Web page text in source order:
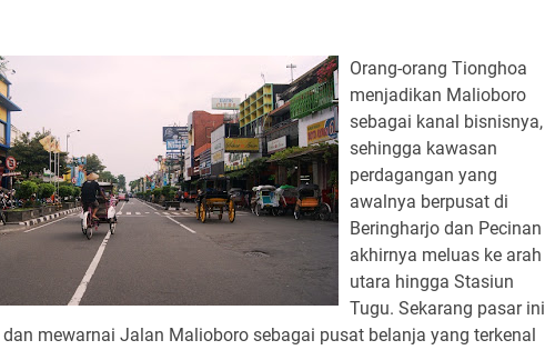
Orang-orang Tionghoa
menjadikan Malioboro
sebagai kanal bisnisnya,
sehingga kawasan
perdagangan yang
awalnya berpusat di
Beringharjo dan Pecinan
akhirnya meluas ke arah
utara hingga Stasiun
Tugu. Sekarang pasar ini
mewarnai Jalan Malioboro sebagai pusat belanja yang terkenal